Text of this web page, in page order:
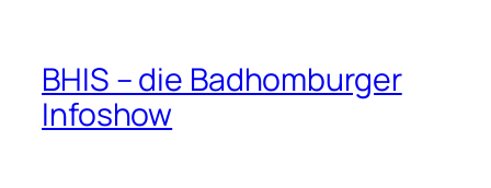
BHIS – die Badhomburger
Infoshow